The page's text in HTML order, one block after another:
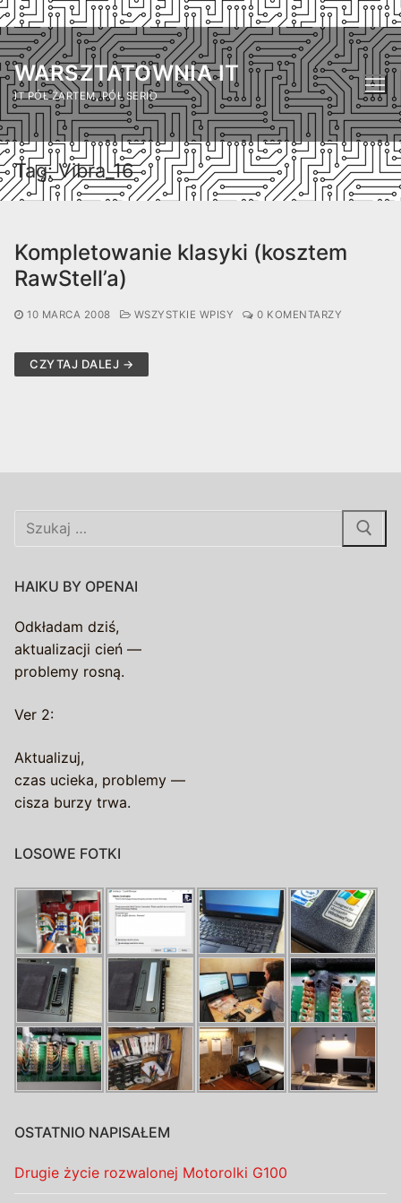
Przejdź
do
treści
WARSZTATOWNIA IT
IT PÓŁ ŻARTEM, PÓŁ SERIO
Tag:Vibra_16
Kompletowanie klasyki (kosztem
RawStell’a)
10 MARCA 2008 WSZYSTKIE WPISY 0 KOMENTARZY
CZYTAJ DALEJ →
Szukaj:
HAIKU BY OPENAI
Odkładam dziś,
aktualizacji cień —
problemy rosną.
Ver 2:
Aktualizuj,
czas ucieka, problemy —
cisza burzy trwa.
LOSOWE FOTKI
OSTATNIO NAPISAŁEM
Drugie życie rozwalonej Motorolki G100